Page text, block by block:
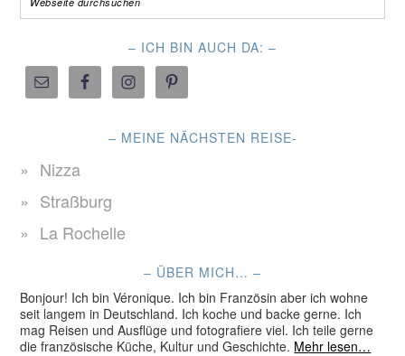
– ICH BIN AUCH DA: –
– MEINE NÄCHSTEN REISE-
Nizza
Straßburg
La Rochelle
– ÜBER MICH… –
Bonjour! Ich bin Véronique. Ich bin Französin aber ich wohne
seit langem in Deutschland. Ich koche und backe gerne. Ich
mag Reisen und Ausflüge und fotografiere viel. Ich teile gerne
die französische Küche, Kultur und Geschichte. Mehr lesen…